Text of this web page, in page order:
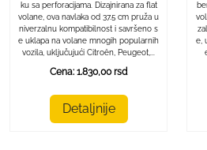
ku sa perforacijama. Dizajnirana za flat
volane, ova navlaka od 37.5 cm pruža u
niverzalnu kompatibilnost i savršeno s
e uklapa na volane mnogih popularnih
vozila, uključujući Citroën, Peugeot,...
Cena: 1.830,00 rsd
Detaljnije
e,